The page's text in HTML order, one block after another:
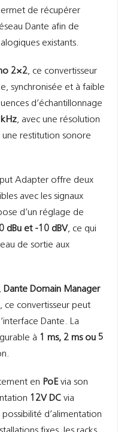
de récupérer
Dante afin de
existants.
2×2, ce convertisseur
synchronisée et à faible
d’échantillonnage
, avec une résolution
restitution sonore
Adapter offre deux
avec les signaux
d’un réglage de
dBu et -10 dBV, ce qui
de sortie aux
Dante Domain Manager
ce convertisseur peut
Dante. La
à 1 ms, 2 ms ou 5
en PoEvia son
12V DCvia
d’alimentation